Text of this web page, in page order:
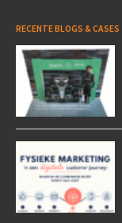
RECENTE BLOGS & CASES